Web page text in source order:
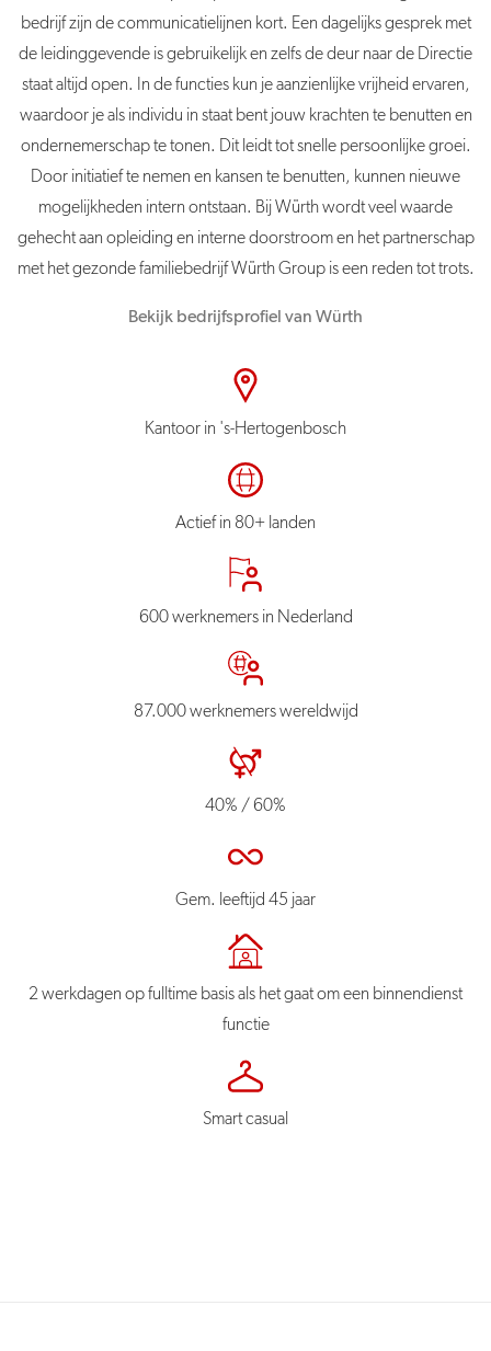
bedrijf zijn de communicatielijnen kort. Een dagelijks gesprek met
de leidinggevende is gebruikelijk en zelfs de deur naar de Directie
staat altijd open. In de functies kun je aanzienlijke vrijheid ervaren,
waardoor je als individu in staat bent jouw krachten te benutten en
ondernemerschap te tonen. Dit leidt tot snelle persoonlijke groei.
Door initiatief te nemen en kansen te benutten, kunnen nieuwe
mogelijkheden intern ontstaan. Bij Würth wordt veel waarde
gehecht aan opleiding en interne doorstroom en het partnerschap
met het gezonde familiebedrijf Würth Group is een reden tot trots.
Bekijk bedrijfsprofiel van Würth
Kantoor in 's-Hertogenbosch
Actief in 80+ landen
600 werknemers in Nederland
87.000 werknemers wereldwijd
40% / 60%
Gem. leeftijd 45 jaar
2 werkdagen op fulltime basis als het gaat om een binnendienst
functie
Smart casual